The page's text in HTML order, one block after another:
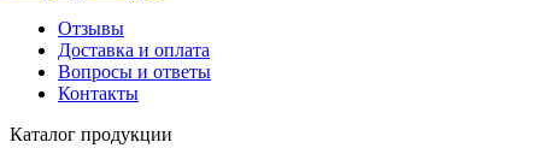
Отзывы
Доставка и оплата
Вопросы и ответы
Контакты
Каталог продукции